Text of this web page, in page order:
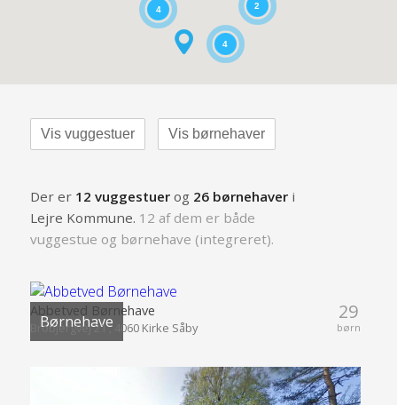
4
4
2
Vis vuggestuer Vis børnehaver
Der er 12 vuggestuerog 26 børnehaveri
Lejre Kommune. 12 af dem er både
vuggestue og børnehave (integreret).
Børnehave 29
børn
Abbetved Børnehave
Brobjergvej 21 , 4060 Kirke Såby